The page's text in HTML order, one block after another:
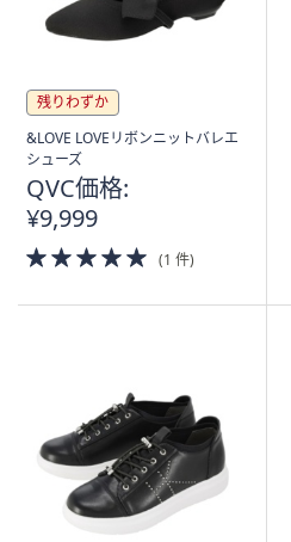
残りわずか
&LOVE LOVEリボンニットバレエ
シューズ
QVC価格:
¥9,999
5.0
of
(1 件)